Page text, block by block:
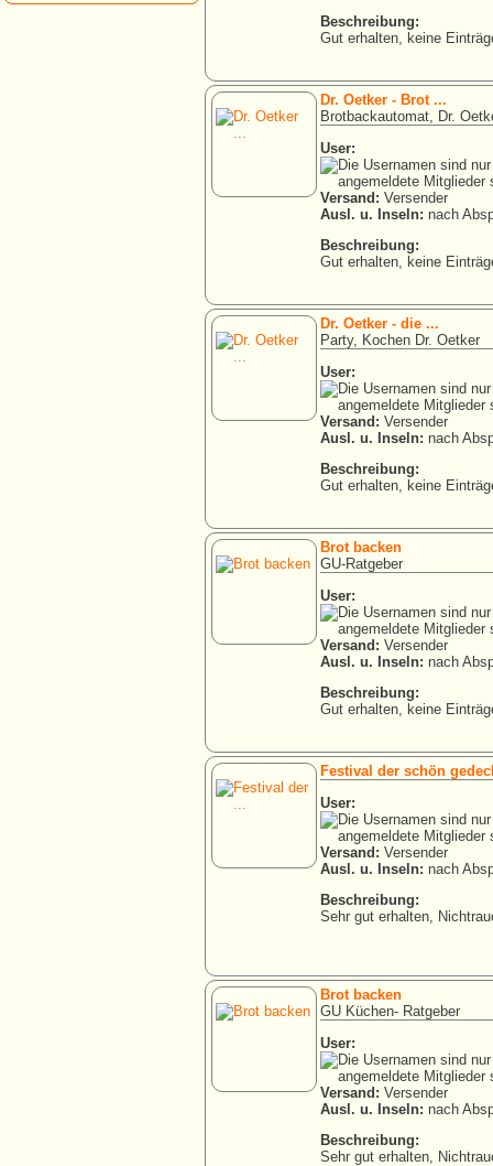
Beschreibung:
Gut erhalten, keine
Dr. Oetker - Brot ...
Brotbackautomat, Dr.
User:
Versand: Versender
Ausl. u. Inseln: nach
Beschreibung:
Gut erhalten, keine
Dr. Oetker - die ...
Party, Kochen Dr. Oetker
User:
Versand: Versender
Ausl. u. Inseln: nach
Beschreibung:
Gut erhalten, keine
Brot backen
GU-Ratgeber
User:
Versand: Versender
Ausl. u. Inseln: nach
Beschreibung:
Gut erhalten, keine
Festival der schön
User:
Versand: Versender
Ausl. u. Inseln: nach
Beschreibung:
Sehr gut erhalten,
Brot backen
GU Küchen- Ratgeber
User:
Versand: Versender
Ausl. u. Inseln: nach
Beschreibung:
Sehr gut erhalten,